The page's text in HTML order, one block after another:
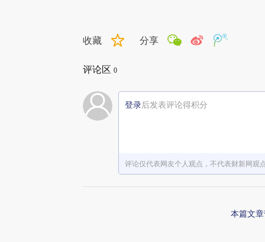
收藏 分享
评论区 0
登录后发表评论得积分
评论仅代表网友个人观点，不代表财新网观
本篇文